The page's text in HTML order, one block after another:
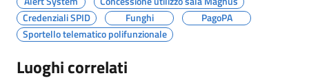
Credenziali SPID
Funghi
PagoPA
Sportello telematico polifunzionale
Luoghi correlati